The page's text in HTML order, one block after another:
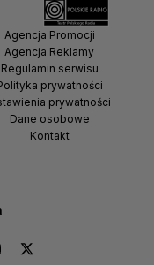
Agencja Promocji
Agencja Reklamy
Regulamin serwisu
prywatności
prywatności
Dane osobowe
Kontakt